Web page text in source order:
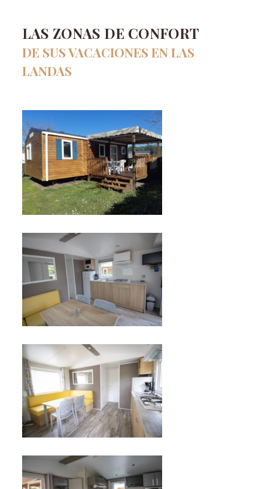
LAS ZONAS DE CONFORT
DE SUS VACACIONES EN LAS
LANDAS